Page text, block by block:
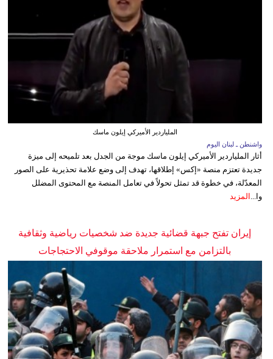
الملياردير الأميركي إيلون ماسك
واشنطن ـ لبنان اليوم
أثار الملياردير الأميركي إيلون ماسك موجة من الجدل بعد تلميحه إلى ميزة
جديدة تعتزم منصة «إكس» إطلاقها، تهدف إلى وضع علامة تحذيرية على الصور
المعدّلة، في خطوة قد تمثل تحولاً في تعامل المنصة مع المحتوى المضلل
وا... المزيد
إيران تفتح جبهة قضائية جديدة ضد شخصيات رياضية وثقافية
بالتزامن مع استمرار ملاحقة موقوفي الاحتجاجات